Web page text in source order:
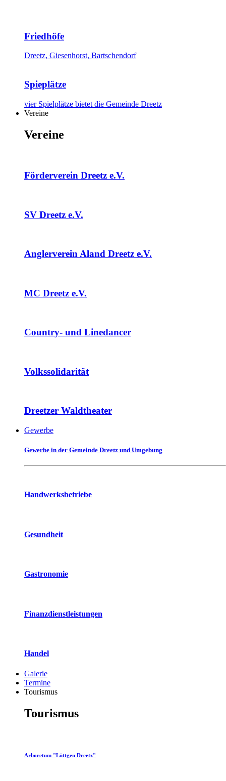
Friedhöfe
Dreetz, Giesenhorst, Bartschendorf
Spieplätze
vier Spielplätze bietet die Gemeinde Dreetz
Vereine
Vereine
Förderverein Dreetz e.V.
SV Dreetz e.V.
Anglerverein Aland Dreetz e.V.
MC Dreetz e.V.
Country- und Linedancer
Volkssolidarität
Dreetzer Waldtheater
Gewerbe
Gewerbe in der Gemeinde Dreetz und Umgebung
Handwerksbetriebe
Gesundheit
Gastronomie
Finanzdienstleistungen
Handel
Galerie
Termine
Tourismus
Tourismus
Arboretum "Lüttgen Dreetz"